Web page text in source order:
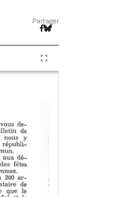
Partager